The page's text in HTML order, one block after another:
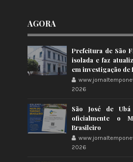
AGORA
Prefeitura de São
isolada e faz
em investigação de
2026
São José de
oficialmente o
Brasileiro
2026